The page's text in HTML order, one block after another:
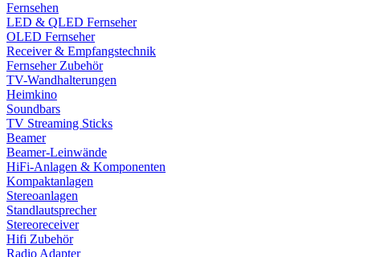
Fernsehen
LED & QLED Fernseher
OLED Fernseher
Receiver & Empfangstechnik
Fernseher Zubehör
TV-Wandhalterungen
Heimkino
Soundbars
TV Streaming Sticks
Beamer
Beamer-Leinwände
HiFi-Anlagen & Komponenten
Kompaktanlagen
Stereoanlagen
Standlautsprecher
Stereoreceiver
Hifi Zubehör
Radio Adapter